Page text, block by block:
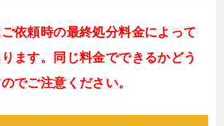
依頼時の最終処分料金によって
ます。同じ料金でできるかどう
でご注意ください。